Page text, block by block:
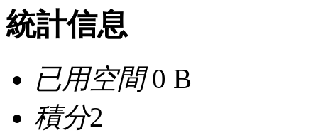
統計信息
已用空間0 B
積分2